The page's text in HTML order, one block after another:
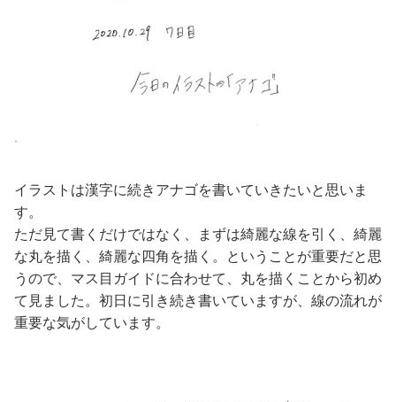
イラストは漢字に続きアナゴを書いていきたいと思いま
す。
ただ見て書くだけではなく、まずは綺麗な線を引く、綺麗
な丸を描く、綺麗な四角を描く。ということが重要だと思
うので、マス目ガイドに合わせて、丸を描くことから初め
て見ました。初日に引き続き書いていますが、線の流れが
重要な気がしています。